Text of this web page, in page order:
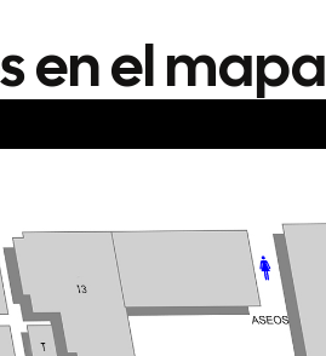
en el mapa